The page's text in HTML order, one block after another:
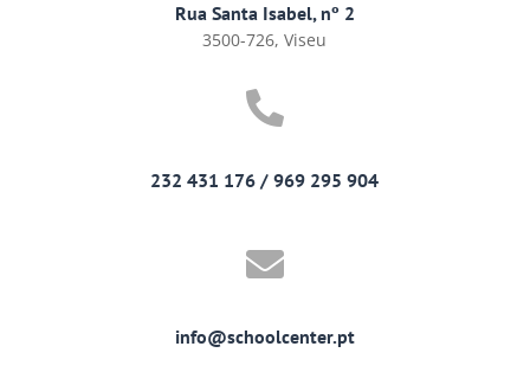
Rua Santa Isabel, nº 2
3500-726, Viseu

232 431 176 / 969 295 904

info@schoolcenter.pt